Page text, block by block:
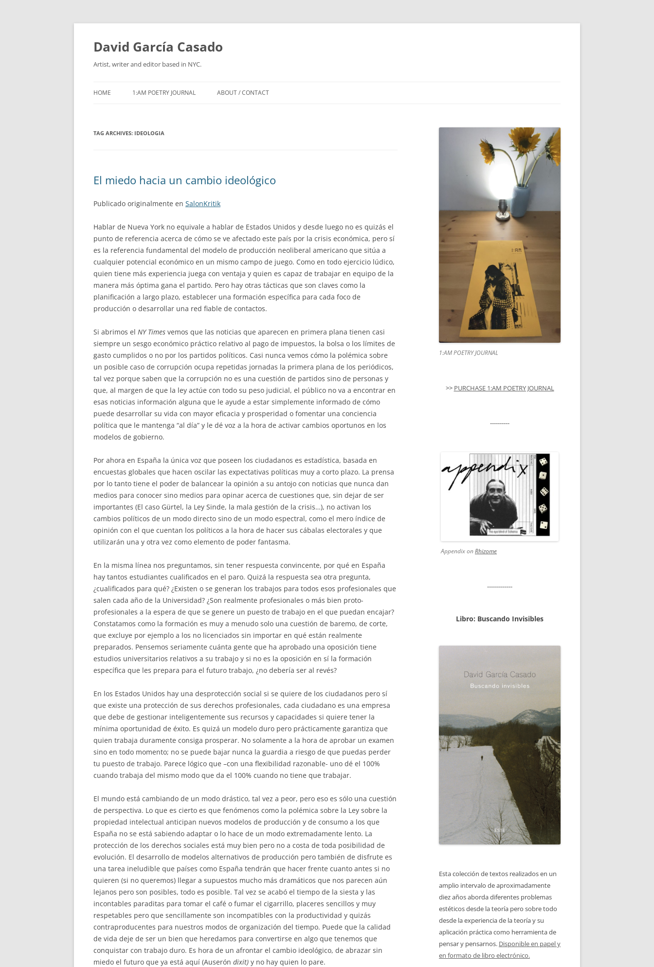
David García Casado
Artist, writer and editor based in NYC.
HOME 1:AM POETRY JOURNAL ABOUT / CONTACT
TAG ARCHIVES: IDEOLOGIA
El miedo hacia un cambio ideológico
Publicado originalmente en SalonKritik
Hablar de Nueva York no equivale a hablar de Estados Unidos y desde luego no es quizás el
punto de referencia acerca de cómo se ve afectado este país por la crisis económica, pero sí
es la referencia fundamental del modelo de producción neoliberal americano que sitúa a
cualquier potencial económico en un mismo campo de juego. Como en todo ejercicio lúdico,
quien tiene más experiencia juega con ventaja y quien es capaz de trabajar en equipo de la
manera más óptima gana el partido. Pero hay otras tácticas que son claves como la
planificación a largo plazo, establecer una formación específica para cada foco de
producción o desarrollar una red fiable de contactos.
Si abrimos el NY Times vemos que las noticias que aparecen en primera plana tienen casi
siempre un sesgo económico práctico relativo al pago de impuestos, la bolsa o los límites de
gasto cumplidos o no por los partidos políticos. Casi nunca vemos cómo la polémica sobre
un posible caso de corrupción ocupa repetidas jornadas la primera plana de los periódicos,
tal vez porque saben que la corrupción no es una cuestión de partidos sino de personas y
que, al margen de que la ley actúe con todo su peso judicial, el público no va a encontrar en
esas noticias información alguna que le ayude a estar simplemente informado de cómo
puede desarrollar su vida con mayor eficacia y prosperidad o fomentar una conciencia
política que le mantenga “al día” y le dé voz a la hora de activar cambios oportunos en los
modelos de gobierno.
Por ahora en España la única voz que poseen los ciudadanos es estadística, basada en
encuestas globales que hacen oscilar las expectativas políticas muy a corto plazo. La prensa
por lo tanto tiene el poder de balancear la opinión a su antojo con noticias que nunca dan
medios para conocer sino medios para opinar acerca de cuestiones que, sin dejar de ser
importantes (El caso Gürtel, la Ley Sinde, la mala gestión de la crisis…), no activan los
cambios políticos de un modo directo sino de un modo espectral, como el mero índice de
opinión con el que cuentan los políticos a la hora de hacer sus cábalas electorales y que
utilizarán una y otra vez como elemento de poder fantasma.
En la misma línea nos preguntamos, sin tener respuesta convincente, por qué en España
hay tantos estudiantes cualificados en el paro. Quizá la respuesta sea otra pregunta,
¿cualificados para qué? ¿Existen o se generan los trabajos para todos esos profesionales que
salen cada año de la Universidad? ¿Son realmente profesionales o más bien proto-
profesionales a la espera de que se genere un puesto de trabajo en el que puedan encajar?
Constatamos como la formación es muy a menudo solo una cuestión de baremo, de corte,
que excluye por ejemplo a los no licenciados sin importar en qué están realmente
preparados. Pensemos seriamente cuánta gente que ha aprobado una oposición tiene
estudios universitarios relativos a su trabajo y si no es la oposición en sí la formación
específica que les prepara para el futuro trabajo, ¿no debería ser al revés?
En los Estados Unidos hay una desprotección social si se quiere de los ciudadanos pero sí
que existe una protección de sus derechos profesionales, cada ciudadano es una empresa
que debe de gestionar inteligentemente sus recursos y capacidades si quiere tener la
mínima oportunidad de éxito. Es quizá un modelo duro pero prácticamente garantiza que
quien trabaja duramente consiga prosperar. No solamente a la hora de aprobar un examen
sino en todo momento; no se puede bajar nunca la guardia a riesgo de que puedas perder
tu puesto de trabajo. Parece lógico que –con una flexibilidad razonable- uno dé el 100%
cuando trabaja del mismo modo que da el 100% cuando no tiene que trabajar.
El mundo está cambiando de un modo drástico, tal vez a peor, pero eso es sólo una cuestión
de perspectiva. Lo que es cierto es que fenómenos como la polémica sobre la Ley sobre la
propiedad intelectual anticipan nuevos modelos de producción y de consumo a los que
España no se está sabiendo adaptar o lo hace de un modo extremadamente lento. La
protección de los derechos sociales está muy bien pero no a costa de toda posibilidad de
evolución. El desarrollo de modelos alternativos de producción pero también de disfrute es
una tarea ineludible que países como España tendrán que hacer frente cuanto antes si no
quieren (si no queremos) llegar a supuestos mucho más dramáticos que nos parecen aún
lejanos pero son posibles, todo es posible. Tal vez se acabó el tiempo de la siesta y las
incontables paraditas para tomar el café o fumar el cigarrillo, placeres sencillos y muy
respetables pero que sencillamente son incompatibles con la productividad y quizás
contraproducentes para nuestros modos de organización del tiempo. Puede que la calidad
de vida deje de ser un bien que heredamos para convertirse en algo que tenemos que
conquistar con trabajo duro. Es hora de un afrontar el cambio ideológico, de abrazar sin
miedo el futuro que ya está aquí (Auserón dixit) y no hay quien lo pare.
1:AM POETRY JOURNAL
>> PURCHASE 1:AM POETRY JOURNAL
----------
Appendix onRhizome
-------------
Libro: Buscando Invisibles
Esta colección de textos realizados en un
amplio intervalo de aproximadamente
diez años aborda diferentes problemas
estéticos desde la teoría pero sobre todo
desde la experiencia de la teoría y su
aplicación práctica como herramienta de
pensar y pensarnos. Disponible en papel y
en formato de libro electrónico.